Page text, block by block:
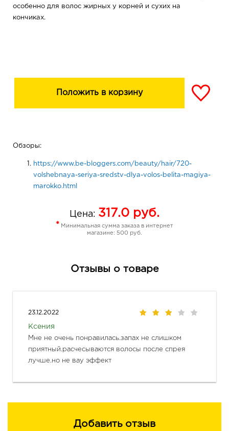
особенно для волос жирных у корней и сухих на
кончиках.
Положить в корзину
Обзоры:
https://www.be-bloggers.com/beauty/hair/720-
volshebnaya-seriya-sredstv-dlya-volos-belita-magiya-
marokko.html
Цена: 317.0 руб.
* Минимальная сумма заказа в интернет
магазине: 500 руб.
Отзывы о товаре
23.12.2022
Ксения
Мне не очень понравилась.запах не слишком
приятный.расчесываются волосы после спрея
лучше.но не вау эффект
Добавить отзыв